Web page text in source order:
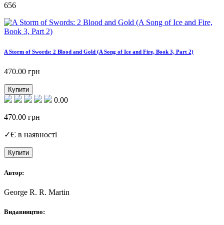
656
A Storm of Swords: 2 Blood and Gold (A Song of Ice and Fire, Book 3, Part 2)
470.00 грн
Купити
0.00
470.00 грн
✓Є в наявності
Купити
Автор:
George R. R. Martin
Видавництво: